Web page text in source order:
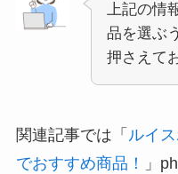
上記の情
品を選ぶ
押さえて
関連記事では「 ルイ
でおすすめ商品！
」